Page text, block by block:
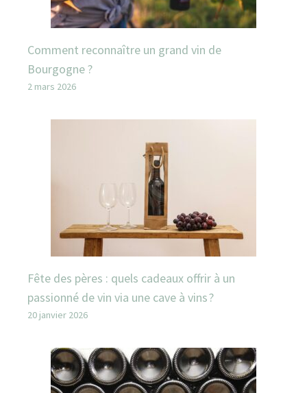
Comment reconnaître un grand vin de
Bourgogne ?
2 mars 2026
Fête des pères : quels cadeaux offrir à un
passionné de vin via une cave à vins ?
20 janvier 2026